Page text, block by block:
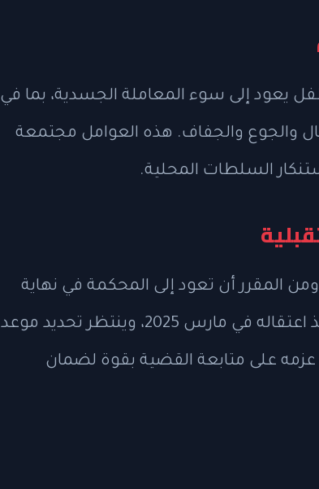
يعود إلى سوء المعاملة الجسدية، بما في
والجوع والجفاف. هذه العوامل مجتمعة
السلطات المحلية.
ومن المقرر أن تعود إلى المحكمة في نهاية
يوليو 2026. أما الرجل فقد ظل رهن الاحتجاز منذ اعتقاله في مارس 2025، وينتظر تحديد موعد
عزمه على متابعة القضية بقوة لضمان